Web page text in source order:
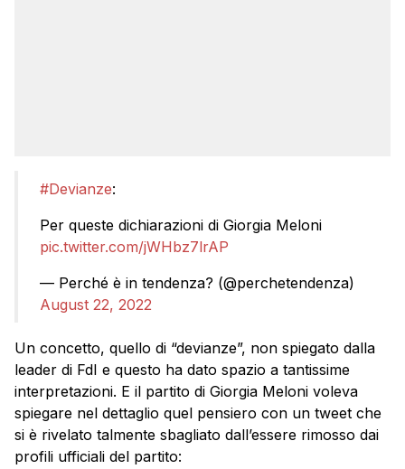
#Devianze:
Per queste dichiarazioni di Giorgia Meloni
pic.twitter.com/jWHbz7lrAP
— Perché è in tendenza? (@perchetendenza)
August 22, 2022
Un concetto, quello di “devianze”, non spiegato dalla
leader di FdI e questo ha dato spazio a tantissime
interpretazioni. E il partito di Giorgia Meloni voleva
spiegare nel dettaglio quel pensiero con un tweet che
si è rivelato talmente sbagliato dall’essere rimosso dai
profili ufficiali del partito: